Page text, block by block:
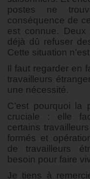
postes ne
conséquence de
est connue.
déjà dû refuser
Cette situation
Il faut regarder en
travailleurs
une nécessité.
C’est pourquoi la
cruciale : elle
certains
formés et
de travailleurs
besoin pour faire
Je tiens à